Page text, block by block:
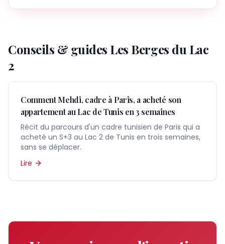
Conseils & guides Les Berges du Lac
2
Comment Mehdi, cadre à Paris, a acheté son
appartement au Lac de Tunis en 3 semaines
Récit du parcours d'un cadre tunisien de Paris qui a
acheté un S+3 au Lac 2 de Tunis en trois semaines,
sans se déplacer.
Lire